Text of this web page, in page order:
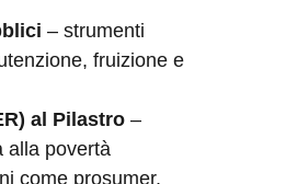
– strumenti
fruizione e
al Pilastro –
alla povertà
come prosumer.